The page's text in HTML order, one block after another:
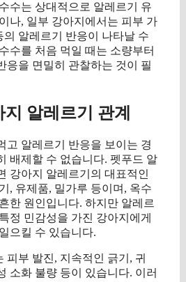
수는 상대적으로 알레르기 유
나, 일부 강아지에서는 피부 가
의 알레르기 반응이 나타날 수
수를 처음 먹일 때는 소량부터
응을 면밀히 관찰하는 것이 필
알레르기 관계
고 알레르기 반응을 보이는 경
배제할 수 없습니다. 펫푸드 알
강아지 알레르기의 대표적인
, 유제품, 밀가루 등이며, 옥수
한 원인입니다. 하지만 알레르
정 민감성을 가진 강아지에게
으킬 수 있습니다.
피부 발진, 지속적인 긁기, 귀
소화 불량 등이 있습니다. 이러